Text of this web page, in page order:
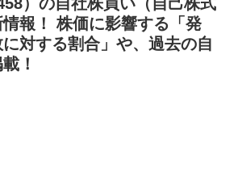
報！ 株価に影響する「発
対する割合」や、過去の自
！